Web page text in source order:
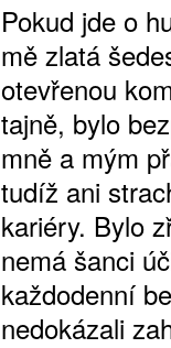
Pokud jde o
mě zlatá
otevřenou
tajně, bylo
mně a mým
tudíž ani
kariéry. Bylo
nemá šanci
každodenní
nedokázali